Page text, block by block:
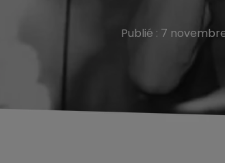
Publié : 7